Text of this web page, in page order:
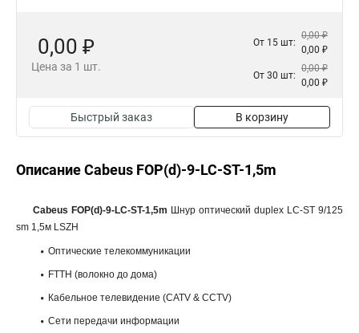
0,00 ₽
Цена за 1 шт.
От 15 шт:
0,00 ₽
0,00 ₽
От 30 шт:
0,00 ₽
0,00 ₽
Быстрый заказ В корзину
Описание Cabeus FOP(d)-9-LC-ST-1,5m
Cabeus FOP(d)-9-LC-ST-1,5m Шнур оптический duplex LC-ST 9/125
sm 1,5м LSZH
Оптические телекоммуникации
FTTH (волокно до дома)
Кабельное телевидение (CATV & CCTV)
Сети передачи информации